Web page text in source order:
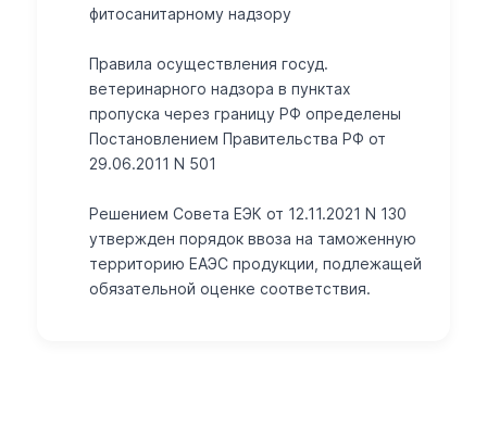
фитосанитарному надзору
Правила осуществления госуд.
ветеринарного надзора в пунктах
пропуска через границу РФ определены
Постановлением Правительства РФ от
29.06.2011 N 501
Решением Совета ЕЭК от 12.11.2021 N 130
утвержден порядок ввоза на таможенную
территорию ЕАЭС продукции, подлежащей
обязательной оценке соответствия.